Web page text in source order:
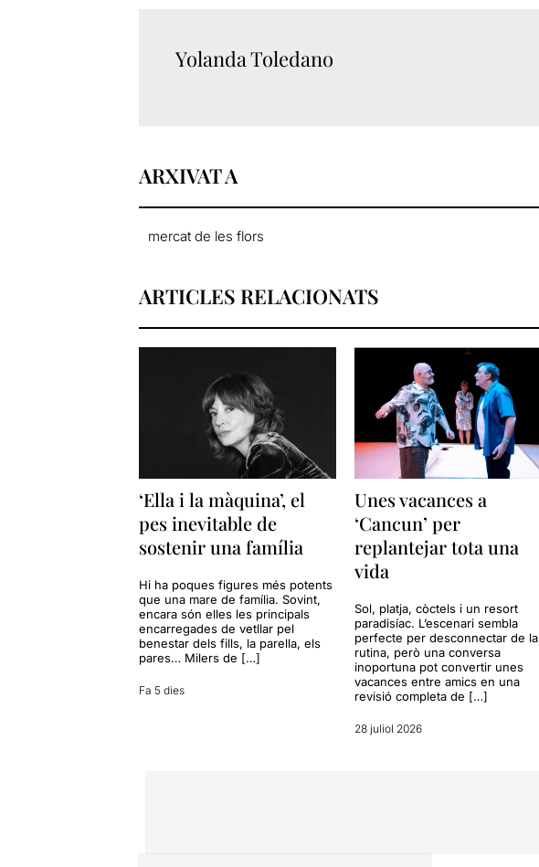
Yolanda Toledano
ARXIVAT A
mercat de les flors
ARTICLES RELACIONATS
‘Ella i la màquina’, el
pes inevitable de
sostenir una família
Hi ha poques figures més potents
que una mare de família. Sovint,
encara són elles les principals
encarregades de vetllar pel
benestar dels fills, la parella, els
pares… Milers de […]
Fa 5 dies
Unes vacances a
‘Cancun’ per
replantejar tota una
vida
Sol, platja, còctels i un resort
paradisíac. L’escenari sembla
perfecte per desconnectar de la
rutina, però una conversa
inoportuna pot convertir unes
vacances entre amics en una
revisió completa de […]
28 juliol 2026